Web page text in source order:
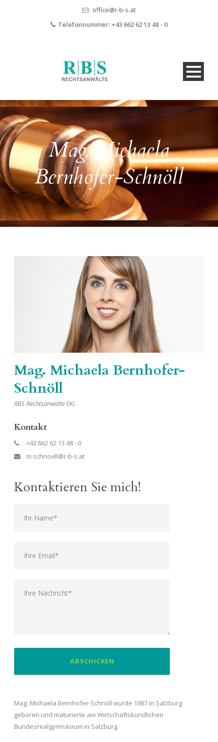
office@r-b-s.at
Telefonnummer: +43 662 62 13 48 - 0
Mag. Michaela
Bernhofer-Schnöll
Mag. Michaela Bernhofer-
Schnöll
RBS Rechtsanwälte OG
Kontakt
+43 662 62 13 48 - 0
m.schnoell@r-b-s.at
Kontaktieren Sie mich!
Mag. Michaela Bernhofer-Schnöll wurde 1987 in Salzburg
geboren und maturierte am Wirtschaftskundlichen
Bundesrealgymnasium in Salzburg.